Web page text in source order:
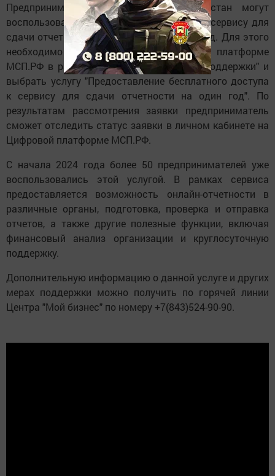
Предприниматели из Республики Татарстан могут
воспользоваться бесплатным доступом к сервису для
сдачи отчетности на один календарный год. Для этого
необходимо подать заявку на Цифровой платформе
МСП.РФ в разделе "Региональные меры поддержки" и
выбрать услугу "Предоставление бесплатного доступа
к сервису для сдачи отчетности на один год". По
результатам рассмотрения заявки предприниматель
сможет отследить статус заявки в личном кабинете на
Цифровой платформе МСП.РФ.
С начала 2024 года более 50 предпринимателей уже
воспользовались этой услугой. В рамках сервиса
предоставляется возможность онлайн-отчетности в
различные органы, подготовка, проверка и отправка
отчетов, а также другие полезные функции, включая
финансовый анализ организации и круглосуточную
поддержку.
Дополнительную информацию о данной услуге и других
мерах поддержки можно получить по горячей линии
Центра "Мой бизнес" по номеру +7(843)524-90-90.